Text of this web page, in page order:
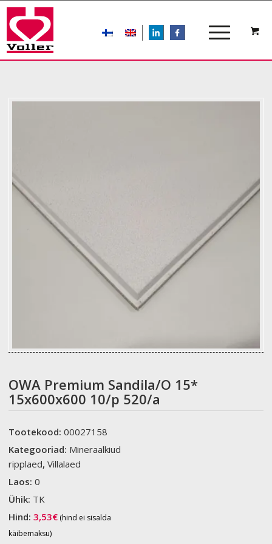
LIn
OWA Premium Sandila/O 15*
15x600x600 10/p 520/a
Tootekood:00027158
Kategooriad: Mineraalkiud
ripplaed,Villalaed
Laos:0
Ühik: TK
Hind:3,53€ (hind ei sisalda
käibemaksu)